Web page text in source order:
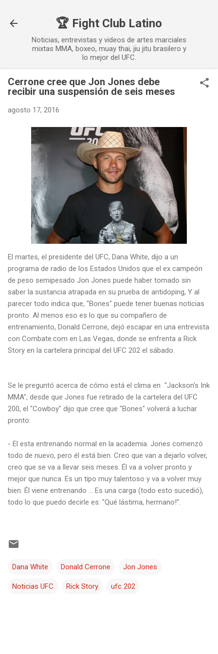
🏆 Fight Club Latino
Noticias, entrevistas y videos de artes marciales
mixtas MMA, boxeo, muay thai, jiu jitu brasilero y
lo mejor del UFC.
Cerrone cree que Jon Jones debe
recibir una suspensión de seis meses
agosto 17, 2016
El martes, el presidente del UFC, Dana White, dijo a un
programa de radio de los Estados Unidos que el ex campeón
de peso semipesado Jon Jones puede haber tomado sin
saber la sustancia atrapada en su prueba de antidoping, Y al
parecer todo indica que, "Bones" puede tener buenas noticias
pronto. Al menos eso es lo que su compañero de
entrenamiento, Donald Cerrone, dejó escapar en una entrevista
con Combate.com en Las Vegas, donde se enfrenta a Rick
Story en la cartelera principal del UFC 202 el sábado.
Se le preguntó acerca de cómo está el clima en "Jackson's Ink
MMA", desde que Jones fue retirado de la cartelera del UFC
200, el "Cowboy" dijo que cree que "Bones" volverá a luchar
pronto:
- El esta entrenando normal en la academia. Jones comenzó
todo de nuevo, pero él está bien. Creo que van a dejarlo volver,
creo que se va a llevar seis meses. Él va a volver pronto y
mejor que nunca. Es un tipo muy talentoso y va a volver muy
bien. Él viene entrenando ... Es una carga (todo esto sucedió),
todo lo que puedo decirle es: "Qué lástima, hermano!".
Dana White Donald Cerrone Jon Jones
Noticias UFC Rick Story ufc 202